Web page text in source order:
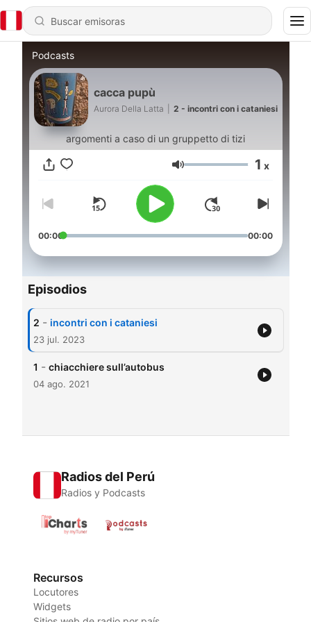
Podcasts
cacca pupù
Aurora Della Latta 2 - incontri con i cataniesi
argomenti a caso di un gruppetto di tizi
Volumen 1 x
00:00 00:00
Episodios
2 - incontri con i cataniesi
23 jul. 2023
1 - chiacchiere sull’autobus
04 ago. 2021
Radios del Perú
Radios y Podcasts
Recursos
Locutores
Widgets